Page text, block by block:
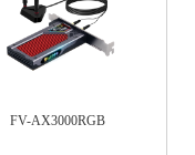
FV-AX3000RGB